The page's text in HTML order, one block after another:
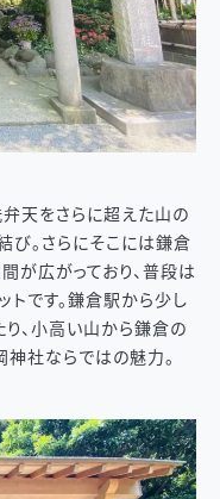
天をさらに超えた山の
び。さらにそこには鎌倉
が広がっており、普段は
です。鎌倉駅から少し
、小高い山から鎌倉の
神社ならではの魅力。